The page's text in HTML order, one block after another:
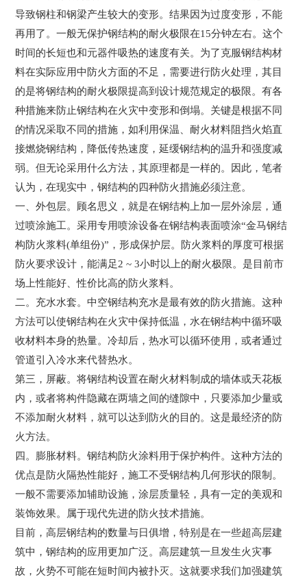
导致钢柱和钢梁产生较大的变形。结果因为过度变形，不能
再用了。一般无保护钢结构的耐火极限在15分钟左右。这个
时间的长短也和元器件吸热的速度有关。为了克服钢结构材
料在实际应用中防火方面的不足，需要进行防火处理，其目
的是将钢结构的耐火极限提高到设计规范规定的极限。有各
种措施来防止钢结构在火灾中变形和倒塌。关键是根据不同
的情况采取不同的措施，如利用保温、耐火材料阻挡火焰直
接燃烧钢结构，降低传热速度，延缓钢结构的温升和强度减
弱。但无论采用什么方法，其原理都是一样的。因此，笔者
认为，在现实中，钢结构的四种防火措施必须注意。
一、外包层。顾名思义，就是在钢结构上加一层外涂层，通
过喷涂施工。采用专用喷涂设备在钢结构表面喷涂“金马钢结
构防火浆料(单组份)”，形成保护层。防火浆料的厚度可根据
防火要求设计，能满足2 ~ 3小时以上的耐火极限。是目前市
场上性能好、性价比高的防火浆料。
二。充水水套。中空钢结构充水是最有效的防火措施。这种
方法可以使钢结构在火灾中保持低温，水在钢结构中循环吸
收材料本身的热量。冷却后，热水可以循环使用，或者通过
管道引入冷水来代替热水。
第三，屏蔽。将钢结构设置在耐火材料制成的墙体或天花板
内，或者将构件隐藏在两墙之间的缝隙中，只要添加少量或
不添加耐火材料，就可以达到防火的目的。这是最经济的防
火方法。
四。膨胀材料。钢结构防火涂料用于保护构件。这种方法的
优点是防火隔热性能好，施工不受钢结构几何形状的限制。
一般不需要添加辅助设施，涂层质量轻，具有一定的美观和
装饰效果。属于现代先进的防火技术措施。
目前，高层钢结构的数量与日俱增，特别是在一些超高层建
筑中，钢结构的应用更加广泛。高层建筑一旦发生火灾事
故，火势不可能在短时间内被扑灭。这就要求我们加强建筑